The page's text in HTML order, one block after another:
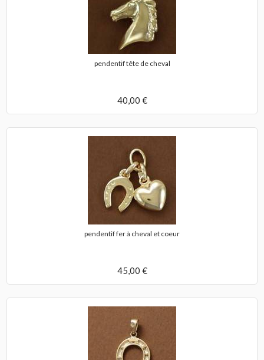
pendentif tête de cheval
40,00 €
pendentif fer à cheval et coeur
45,00 €